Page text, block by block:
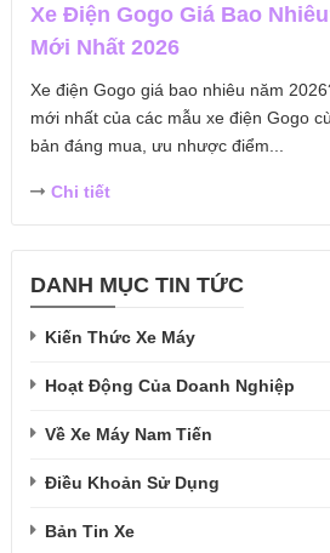
Xe Điện Gogo Giá Bao
Mới Nhất 2026
Xe điện Gogo giá bao nhiêu năm
mới nhất của các mẫu xe điện Gogo
bản đáng mua, ưu nhược điểm...
Chi tiết
DANH MỤC TIN TỨC
Kiến Thức Xe Máy
Hoạt Động Của Doanh Nghiệp
Về Xe Máy Nam Tiến
Điều Khoản Sử Dụng
Bản Tin Xe